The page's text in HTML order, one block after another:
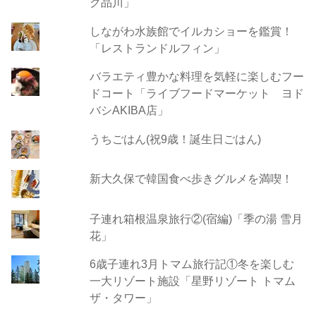
しながわ水族館でイルカショーを鑑賞！
「レストランドルフィン」
バラエティ豊かな料理を気軽に楽しむフー
ドコート「ライブフードマーケット ヨド
バシAKIBA店」
うちごはん(祝9歳！誕生日ごはん)
新大久保で韓国食べ歩きグルメを満喫！
子連れ箱根温泉旅行②(宿編)「季の湯 雪月
花」
6歳子連れ3月トマム旅行記①冬を楽しむ
一大リゾート施設「星野リゾート トマム
ザ・タワー」